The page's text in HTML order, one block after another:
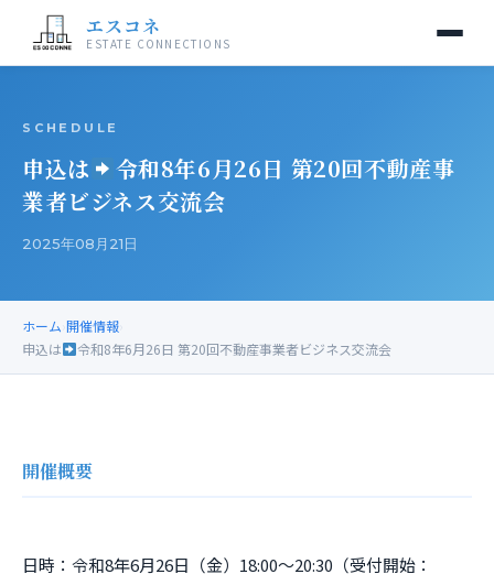
エスコネ
ESTATE CONNECTIONS
SCHEDULE
申込は
令和8年6月26日 第20回不動産事
業者ビジネス交流会
2025年08月21日
ホーム 開催情報
申込は
令和8年6月26日 第20回不動産事業者ビジネス交流会
開催概要
日時：令和8年6月26日（金）18:00～20:30（受付開始：